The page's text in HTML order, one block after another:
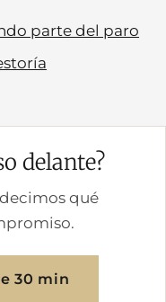
parte del paro
delante?
qué
30 min